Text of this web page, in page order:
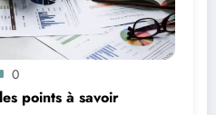
0
points à savoir